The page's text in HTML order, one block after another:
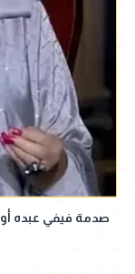
صدمة فيفي عبده